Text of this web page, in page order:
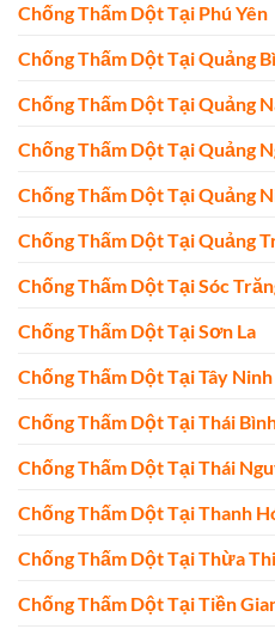
Chống Thấm Dột Tại Phú Yên
Chống Thấm Dột Tại Quảng
Chống Thấm Dột Tại Quảng
Chống Thấm Dột Tại Quảng
Chống Thấm Dột Tại Quảng
Chống Thấm Dột Tại Quảng
Chống Thấm Dột Tại Sóc
Chống Thấm Dột Tại Sơn La
Chống Thấm Dột Tại Tây Ninh
Chống Thấm Dột Tại Thái
Chống Thấm Dột Tại Thái
Chống Thấm Dột Tại Thanh
Chống Thấm Dột Tại Thừa
Chống Thấm Dột Tại Tiền